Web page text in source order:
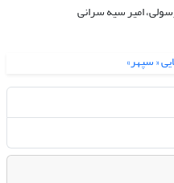
امیر سیه سرانی